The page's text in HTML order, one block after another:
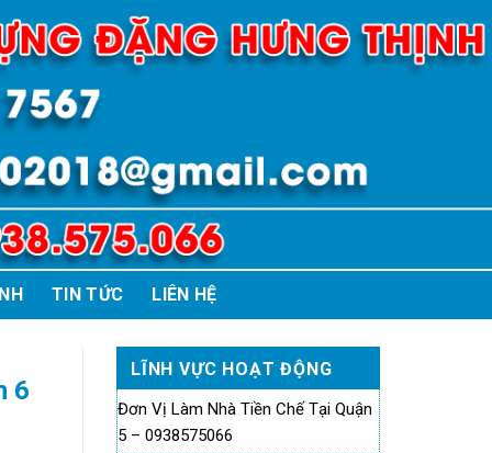
TIN TỨC LIÊN HỆ
LĨNH VỰC HOẠT ĐỘNG
Đơn Vị Làm Nhà Tiền Chế Tại Quận
5 – 0938575066
6